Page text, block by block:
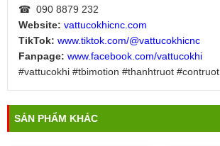
☎ 090 8879 232
Website: vattucokhicnc.com
TikTok: www.tiktok.com/@vattucokhicnc
Fanpage: www.facebook.com/vattucokhi
#vattucokhi #tbimotion #thanhtruot #contruot
SẢN PHẨM KHÁC